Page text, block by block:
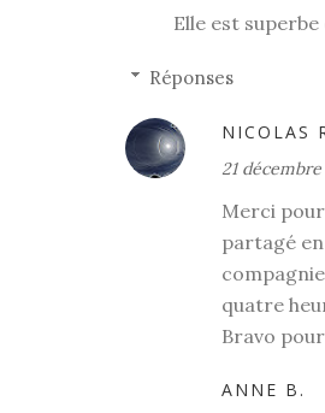
Elle est
Réponses
NICOLAS
21 décembre
Merci
partagé
quatre
Bravo
ANNE B.